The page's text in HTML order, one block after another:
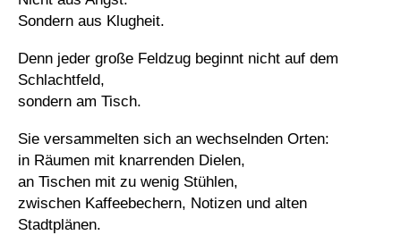
Sondern aus Klugheit.
Denn jeder große Feldzug beginnt nicht auf dem
Schlachtfeld,
sondern am Tisch.
Sie versammelten sich an wechselnden Orten:
in Räumen mit knarrenden Dielen,
an Tischen mit zu wenig Stühlen,
zwischen Kaffeebechern, Notizen und alten
Stadtplänen.